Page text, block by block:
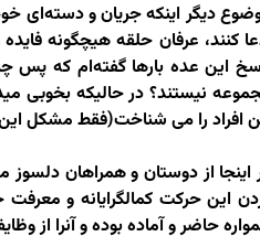
دیگر اینکه جریان و دسته‌ای
کنند، عرفان حلقه هیچگونه
این عده بارها گفته‌ام که پس
نیستند؟ در حالیکه بخوبی
افراد را می شناخت(فقط مشکل
اینجا از دوستان و همراهان
این حرکت کمالگرایانه و
حاضر و آماده بوده و آنرا از